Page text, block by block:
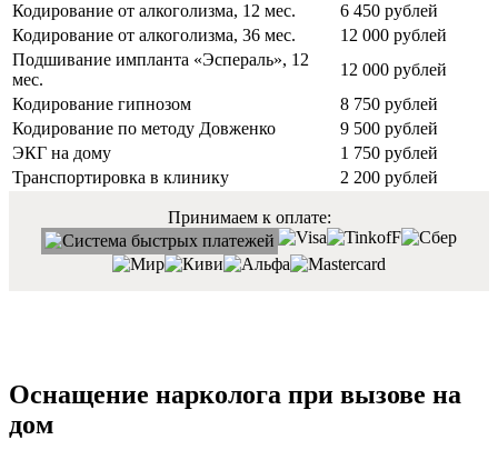
Кодирование от алкоголизма, 12 мес.
6 450 рублей
Кодирование от алкоголизма, 36 мес.
12 000 рублей
Подшивание импланта «Эспераль», 12
мес.
12 000 рублей
Кодирование гипнозом
8 750 рублей
Кодирование по методу Довженко
9 500 рублей
ЭКГ на дому
1 750 рублей
Транспортировка в клинику
2 200 рублей
Принимаем к оплате:
Оснащение нарколога при вызове на
дом